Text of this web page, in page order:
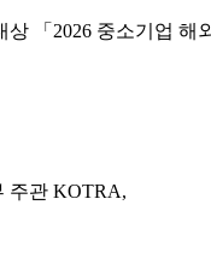
「2026 중소기업
주관 KOTRA,